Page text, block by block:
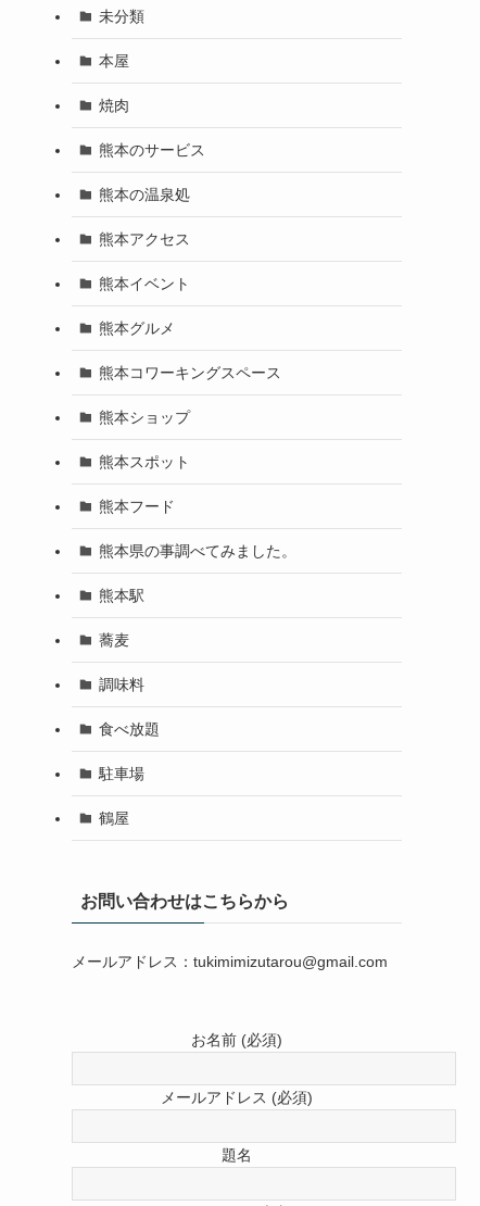
未分類
本屋
焼肉
熊本のサービス
熊本の温泉処
熊本アクセス
熊本イベント
熊本グルメ
熊本コワーキングスペース
熊本ショップ
熊本スポット
熊本フード
熊本県の事調べてみました。
熊本駅
蕎麦
調味料
食べ放題
駐車場
鶴屋
お問い合わせはこちらから
メールアドレス：tukimimizutarou@gmail.com
お名前 (必須)
メールアドレス (必須)
題名